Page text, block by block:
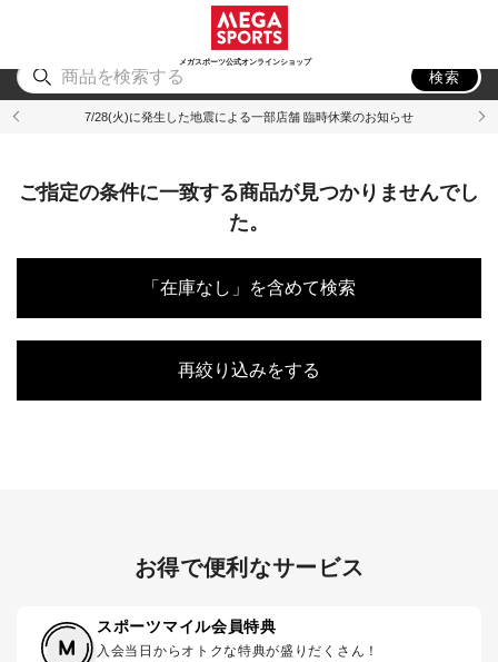
メガスポーツ公式オンラインショップ
アウトドア
検索
7/28(火)に発生した地震による一部店舗 臨時休業のお知らせ
ご指定の条件に一致する商品が見つかりませんでし
た。
「在庫なし」を含めて検索
再絞り込みをする
お得で便利なサービス
スポーツマイル会員特典
入会当日からオトクな特典が盛りだくさん！